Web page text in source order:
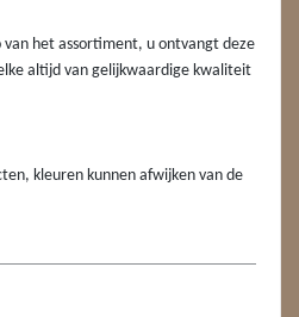
ADVIES
het assortiment, u ontvangt deze
altijd van gelijkwaardige kwaliteit
kleuren kunnen afwijken van de